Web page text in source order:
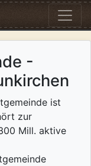
-
ist
zur
Mill. aktive